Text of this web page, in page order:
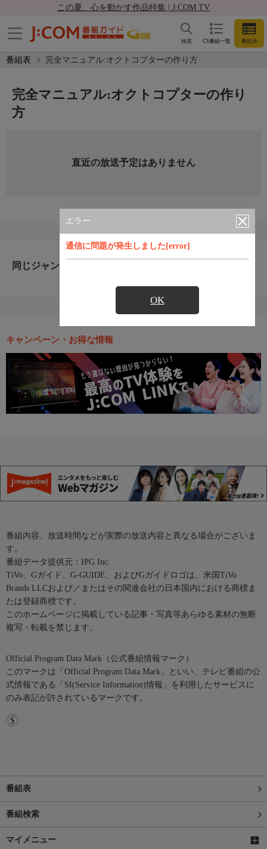
この夏、心を動かす作品特集 | J:COM TV
CS番組一覧 番組表
検索
番組表 完全マニュアル:オクトコプターの作り方
エラー
通信に問題が発生しました[error]
OK
完全マニュアル:オクトコプターの作り
方
直近の放送予定はありません
同じジャンルのおすすめ番組
キャンペーン・お得な情報
番組内容、放送時間などが実際の放送内容と異なる場合がございま
す。
番組データ提供元：IPG Inc.
TiVo、Gガイド、G-GUIDE、およびGガイドロゴは、米国TiVo
Brands LLCおよび／またはその関連会社の日本国内における商標ま
たは登録商標です。
このホームページに掲載している記事・写真等あらゆる素材の無断
複写・転載を禁じます。
Official Program Data Mark（公式番組情報マーク）
このマークは「Official Program Data Mark」といい、テレビ番組の公
式情報である「SI(Service Information)情報」を利用したサービスに
のみ表記が許されているマークです。
番組表
番組検索
マイメニュー